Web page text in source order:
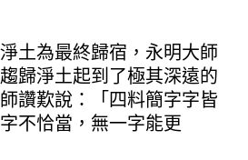
土為最終歸宿，永明大師
歸淨土起到了極其深遠的
讚歎說：「四料簡字字皆
不恰當，無一字能更